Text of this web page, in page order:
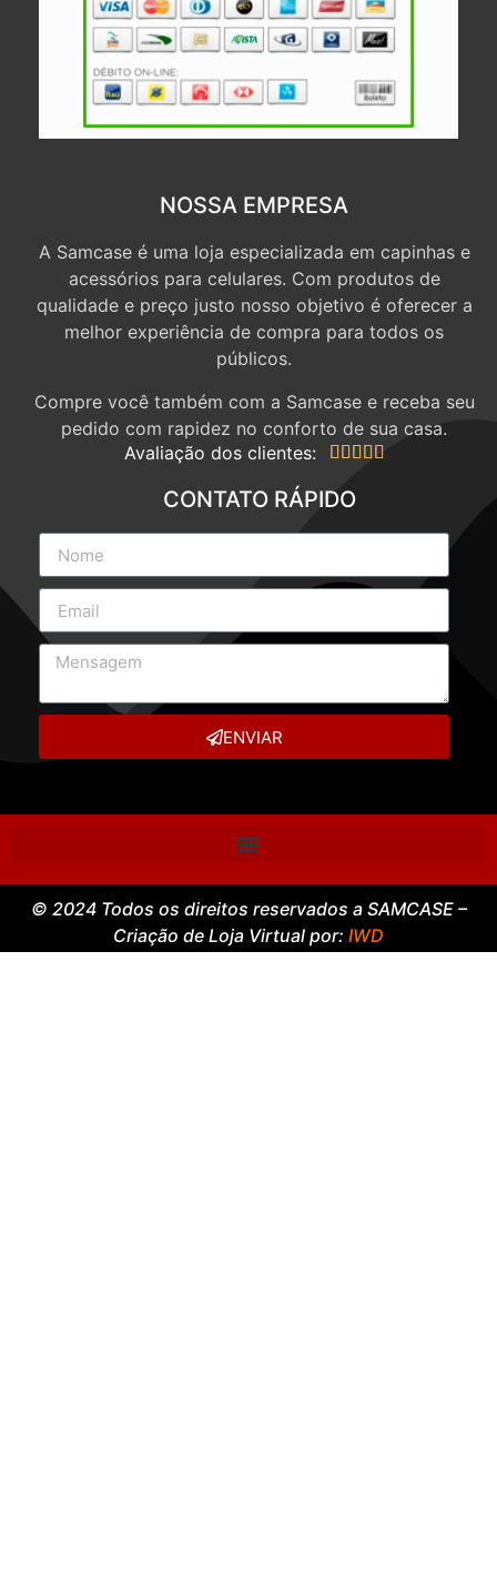
NOSSA EMPRESA
A Samcase é uma loja especializada em capinhas e
acessórios para celulares. Com produtos de
qualidade e preço justo nosso objetivo é oferecer a
melhor experiência de compra para todos os
públicos.
Compre você também com a Samcase e receba seu
pedido com rapidez no conforto de sua casa.
Avaliação dos clientes:
    
CONTATO RÁPIDO
ENVIAR
© 2024 Todos os direitos reservados a SAMCASE –
Criação de Loja Virtual por: IWD